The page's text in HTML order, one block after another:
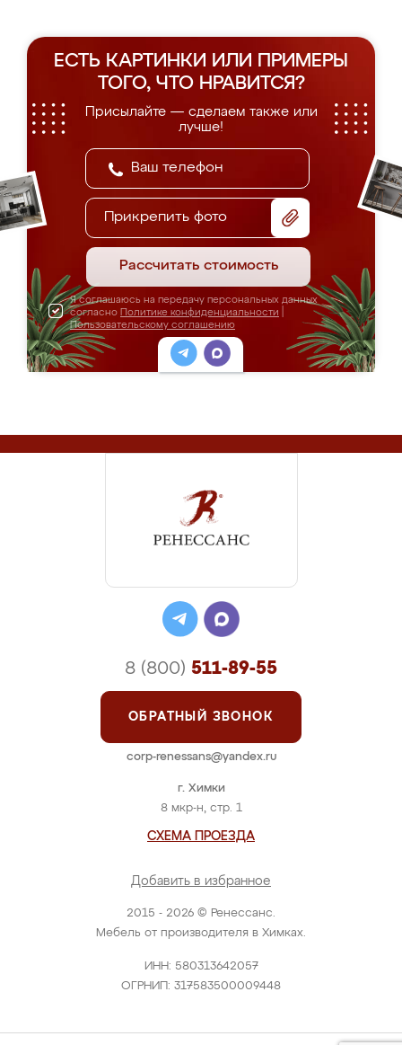
ЕСТЬ КАРТИНКИ ИЛИ ПРИМЕРЫ
ТОГО, ЧТО НРАВИТСЯ?
Присылайте — сделаем также или
лучше!
Прикрепить фото
Рассчитать стоимость
Я соглашаюсь на передачу персональных данных
согласно Политике конфиденциальности
Пользовательскому соглашению
2015 - 2026 © Ренессанс.
Мебель от производителя в Химках.
ИНН: 580313642057
ОГРНИП: 317583500009448
г. Химки
8 мкр-н, стр. 1
СХЕМА ПРОЕЗДА
Добавить в избранное
8 (800) 511-89-55
ОБРАТНЫЙ ЗВОНОК
corp-renessans@yandex.ru